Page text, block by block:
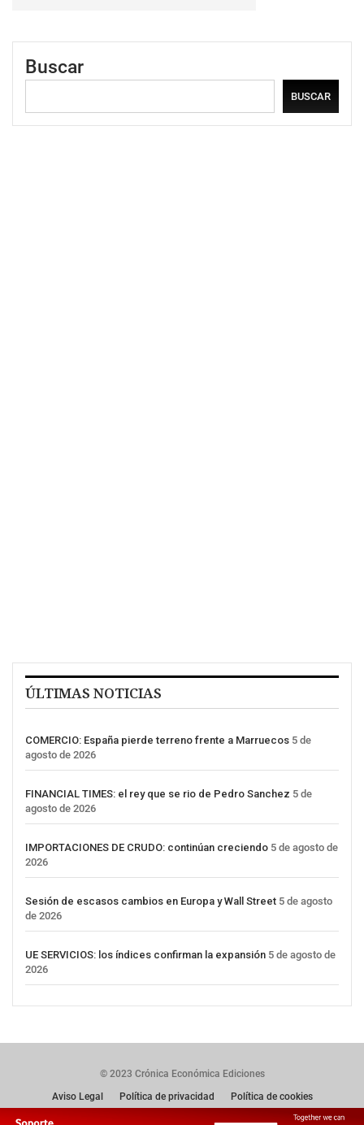
Buscar
BUSCAR
ÚLTIMAS NOTICIAS
COMERCIO: España pierde terreno frente a Marruecos 5 de
agosto de 2026
FINANCIAL TIMES: el rey que se rio de Pedro Sanchez 5 de
agosto de 2026
IMPORTACIONES DE CRUDO: continúan creciendo 5 de agosto de
2026
Sesión de escasos cambios en Europa y Wall Street 5 de agosto
de 2026
UE SERVICIOS: los índices confirman la expansión 5 de agosto de
2026
© 2023 Crónica Económica Ediciones
Aviso Legal
Política de privacidad Política de cookies